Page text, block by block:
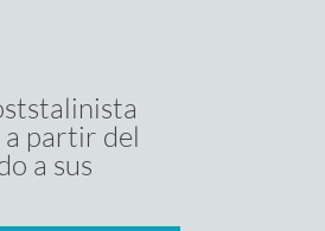
partir del
a sus